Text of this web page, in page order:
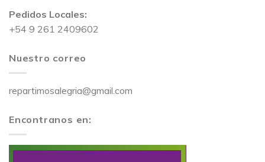
Pedidos Locales:
+54 9 261 2409602
Nuestro correo
repartimosalegria@gmail.com
Encontranos en: